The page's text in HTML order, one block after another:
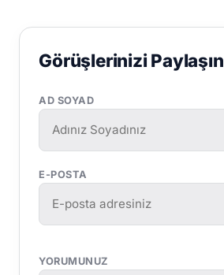
Görüşlerinizi Paylaşın
AD SOYAD
E-POSTA
YORUMUNUZ